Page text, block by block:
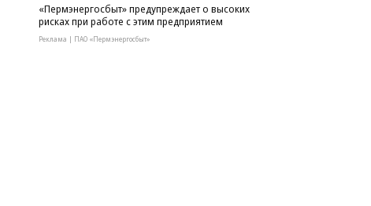
«Пермэнергосбыт» предупреждает о высоких
рисках при работе с этим предприятием
Реклама | ПАО «Пермэнергосбыт»